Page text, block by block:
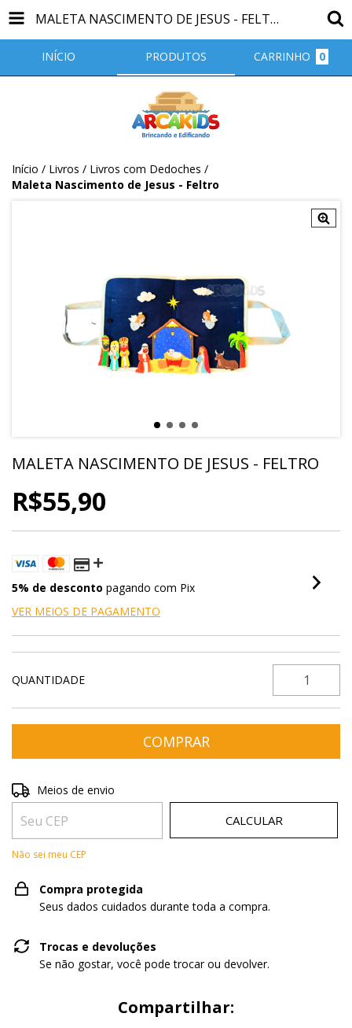
MALETA NASCIMENTO DE JESUS - FELTRO
INÍCIO PRODUTOS CARRINHO 0
Início / Livros / Livros com Dedoches /
Maleta Nascimento de Jesus - Feltro
MALETA NASCIMENTO DE JESUS - FELTRO
R$55,90
5% de desconto pagando com Pix
VER MEIOS DE PAGAMENTO
QUANTIDADE
Entregas para o CEP:
Meios de envio
CALCULAR
Não sei meu CEP
Compra protegida
Seus dados cuidados durante toda a compra.
Trocas e devoluções
Se não gostar, você pode trocar ou devolver.
Compartilhar: